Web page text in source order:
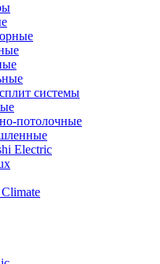
системы
потолочные
Electric